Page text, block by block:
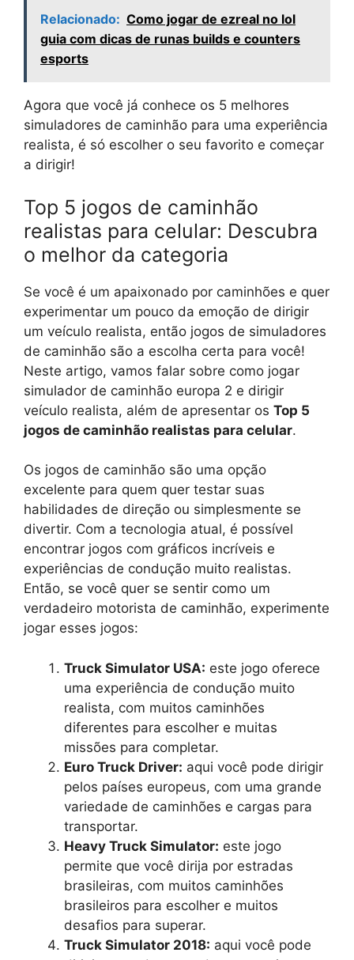
Relacionado: Como jogar de ezreal no lol
guia com dicas de runas builds e counters
esports
Agora que você já conhece os 5 melhores
simuladores de caminhão para uma experiência
realista, é só escolher o seu favorito e começar
a dirigir!
Top 5 jogos de caminhão
realistas para celular: Descubra
o melhor da categoria
Se você é um apaixonado por caminhões e quer
experimentar um pouco da emoção de dirigir
um veículo realista, então jogos de simuladores
de caminhão são a escolha certa para você!
Neste artigo, vamos falar sobre como jogar
simulador de caminhão europa 2 e dirigir
veículo realista, além de apresentar os Top 5
jogos de caminhão realistas para celular.
Os jogos de caminhão são uma opção
excelente para quem quer testar suas
habilidades de direção ou simplesmente se
divertir. Com a tecnologia atual, é possível
encontrar jogos com gráficos incríveis e
experiências de condução muito realistas.
Então, se você quer se sentir como um
verdadeiro motorista de caminhão, experimente
jogar esses jogos:
Truck Simulator USA: este jogo oferece
uma experiência de condução muito
realista, com muitos caminhões
diferentes para escolher e muitas
missões para completar.
Euro Truck Driver: aqui você pode dirigir
pelos países europeus, com uma grande
variedade de caminhões e cargas para
transportar.
Heavy Truck Simulator: este jogo
permite que você dirija por estradas
brasileiras, com muitos caminhões
brasileiros para escolher e muitos
desafios para superar.
Truck Simulator 2018: aqui você pode